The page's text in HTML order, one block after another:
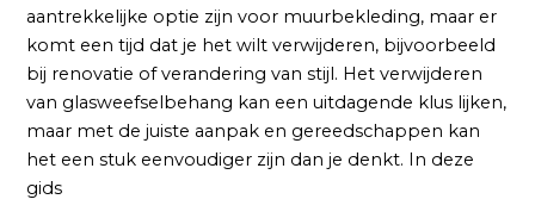
aantrekkelijke optie zijn voor muurbekleding, maar er
komt een tijd dat je het wilt verwijderen, bijvoorbeeld
bij renovatie of verandering van stijl. Het verwijderen
van glasweefselbehang kan een uitdagende klus lijken,
maar met de juiste aanpak en gereedschappen kan
het een stuk eenvoudiger zijn dan je denkt. In deze
gids